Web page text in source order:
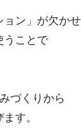
ン」が欠かせ
うことで
づくりから
す。